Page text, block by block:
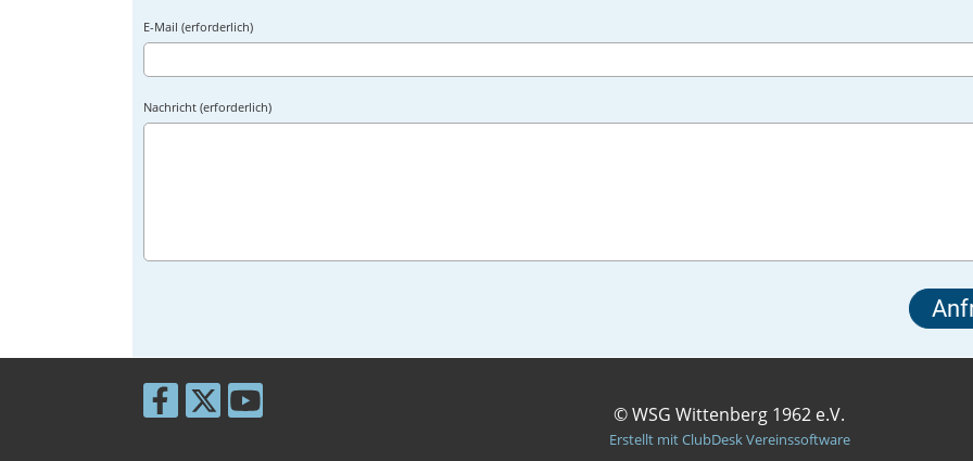
E-Mail (erforderlich)
Nachricht (erforderlich)
© WSG Wittenberg 1962 e.V.
Erstellt mit ClubDesk Vereinssoftware